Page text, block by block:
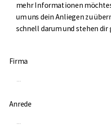
mehr Informationen
um uns dein Anliegen zu
schnell darum und stehen dir
Firma
Anrede